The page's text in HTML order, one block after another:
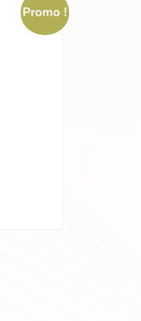
Promo !